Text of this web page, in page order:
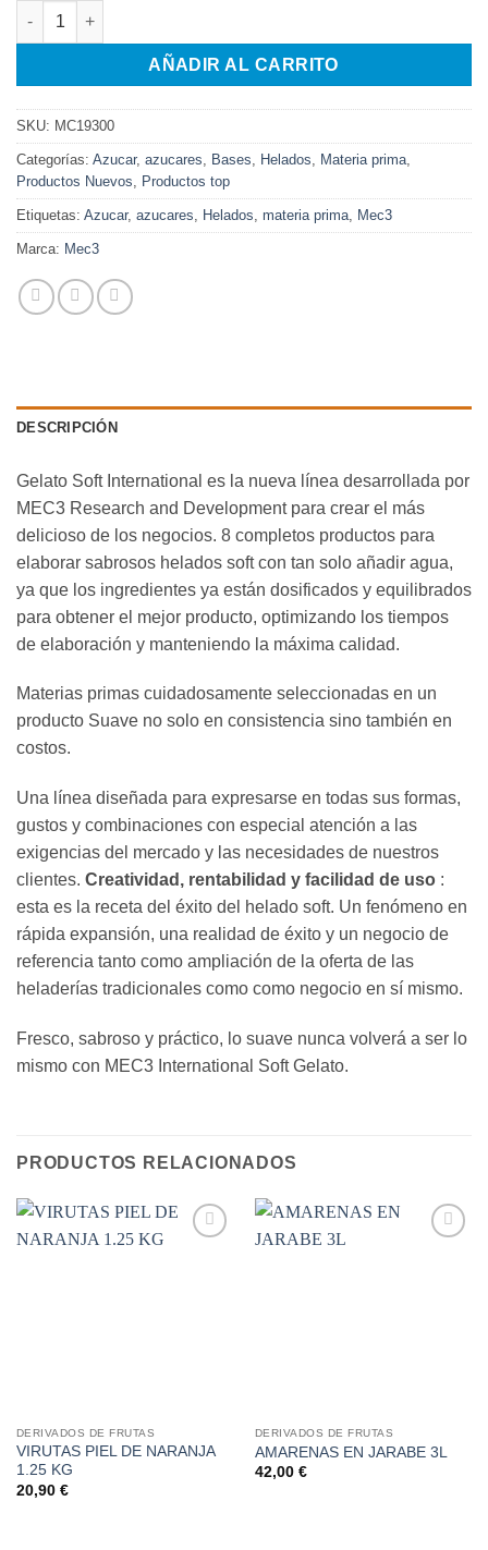
BASE DE HELADO SUAVE DE VAINILLA 2KG cantidad
AÑADIR AL CARRITO
SKU: MC19300
Categorías: Azucar, azucares Bases Helados Materia prima
Productos Nuevos
Productos top
Etiquetas: Azucar, azucares Helados materia prima Mec3
Marca: Mec3
DESCRIPCIÓN
Gelato Soft International es la nueva línea desarrollada por
MEC3 Research and Development para crear el más
delicioso de los negocios. 8 completos productos para
elaborar sabrosos helados soft con tan solo añadir agua,
ya que los ingredientes ya están dosificados y equilibrados
para obtener el mejor producto, optimizando los tiempos
de elaboración y manteniendo la máxima calidad.
Materias primas cuidadosamente seleccionadas en un
producto Suave no solo en consistencia sino también en
costos.
Una línea diseñada para expresarse en todas sus formas,
gustos y combinaciones con especial atención a las
exigencias del mercado y las necesidades de nuestros
clientes. Creatividad, rentabilidad y facilidad de uso :
esta es la receta del éxito del helado soft. Un fenómeno en
rápida expansión, una realidad de éxito y un negocio de
referencia tanto como ampliación de la oferta de las
heladerías tradicionales como como negocio en sí mismo.
Fresco, sabroso y práctico, lo suave nunca volverá a ser lo
mismo con MEC3 International Soft Gelato.
PRODUCTOS RELACIONADOS
DERIVADOS DE FRUTAS
VIRUTAS PIEL DE NARANJA
1.25 KG
20,90 €
DERIVADOS DE FRUTAS
AMARENAS EN JARABE 3L
42,00 €